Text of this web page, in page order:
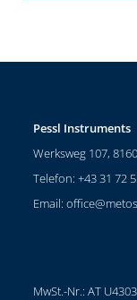
Pessl Instruments
Werksweg 107,
Telefon: +43 31 72
Email:
MwSt.-Nr.: AT